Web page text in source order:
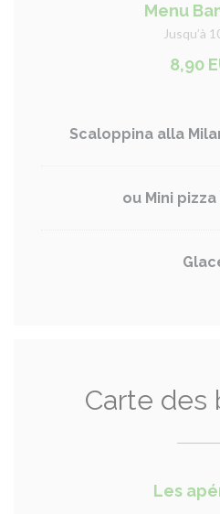
Menu
Jusqu’à
8,90
Scaloppina alla
ou Mini
Carte des
Les